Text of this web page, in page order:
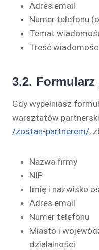
Adres email
Numer telefonu
Temat
Treść
3.2. Formularz
Gdy wypełniasz
warsztatów
/zostan-partnerem/,
Nazwa firmy
NIP
Imię i nazwisko
Adres email
Numer telefonu
Miasto i
działalności